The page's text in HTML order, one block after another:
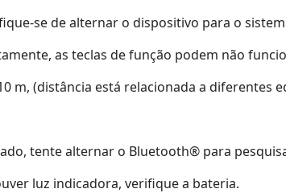
se de alternar o dispositivo para o
as teclas de função podem não
m, (distância está relacionada a diferentes
tente alternar o Bluetooth® para
luz indicadora, verifique a bateria.